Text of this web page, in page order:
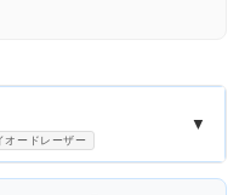
オードレーザー
▼